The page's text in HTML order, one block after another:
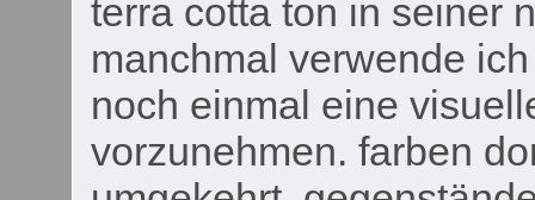
terra cotta ton in seiner
manchmal verwende
noch einmal eine
vorzunehmen. farben